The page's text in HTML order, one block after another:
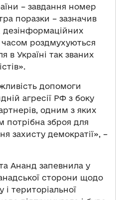
– завдання номер
поразки – зазначив
часом роздмухуються
в Україні так званих
допомоги
агресії РФ з боку
одним з яких
потрібна зброя для
захисту демократії», –
Ананд запевнила у
сторони щодо
і територіальної